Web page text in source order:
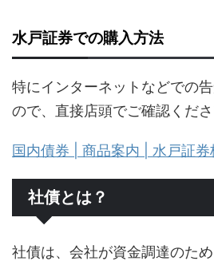
水戸証券での購入方法
特にインターネットなどでの
ので、直接店頭でご確認くださ
国内債券 | 商品案内 | 水戸証券
社債とは？
社債は、会社が資金調達のた